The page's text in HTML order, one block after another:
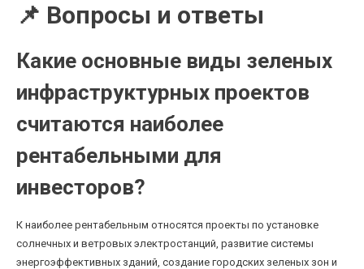
📌 Вопросы и ответы
Какие основные виды зеленых
инфраструктурных проектов
считаются наиболее
рентабельными для
инвесторов?
К наиболее рентабельным относятся проекты по установке
солнечных и ветровых электростанций, развитие системы
энергоэффективных зданий, создание городских зеленых зон и